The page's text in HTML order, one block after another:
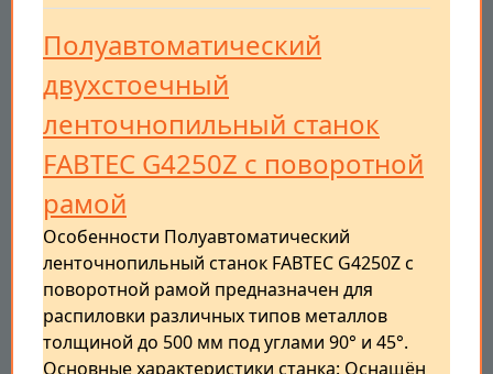
Полуавтоматический
двухстоечный
ленточнопильный станок
FABTEC G4250Z с поворотной
рамой
Особенности Полуавтоматический
ленточнопильный станок FABTEC G4250Z с
поворотной рамой предназначен для
распиловки различных типов металлов
толщиной до 500 мм под углами 90° и 45°.
Основные характеристики станка: Оснащён